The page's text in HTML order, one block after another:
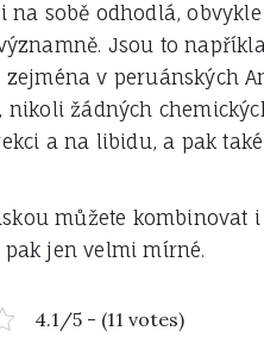
na sobě odhodlá,
Jsou to
v peruánských
nikoli žádných
a na libidu, a pak
můžete
jen velmi mírné.
4.1/5 - (11 votes)